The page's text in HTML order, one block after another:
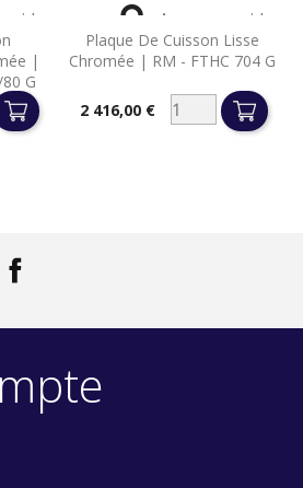
|
G
Plaque De Cuisson Lisse
Chromée | RM - FTHC 704 G
Prix2 416,00 €
 Aperçu rapide